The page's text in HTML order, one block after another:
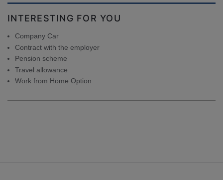
INTERESTING FOR YOU
Company Car
Contract with the employer
Pension scheme
Travel allowance
Work from Home Option